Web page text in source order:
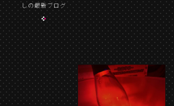
しの最新ブログ